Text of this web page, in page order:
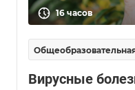
16 часов
Вирусные